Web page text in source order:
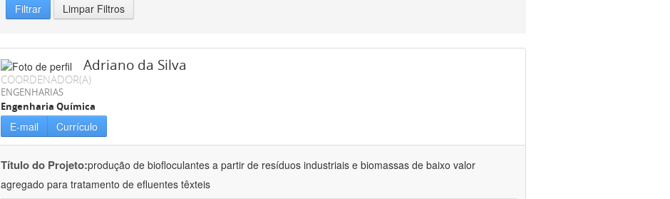
Filtrar Limpar Filtros
Adriano da Silva
COORDENADOR(A)
ENGENHARIAS
Engenharia Química
E-mail Currículo
Título do Projeto:produção de biofloculantes a partir de resíduos industriais e biomassas de baixo valor
agregado para tratamento de efluentes têxteis